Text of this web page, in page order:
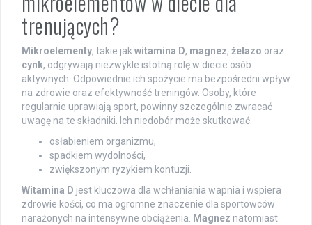
trenujących?
Mikroelementy, takie jakwitamina D, magnez, żelazo oraz
cynk, odgrywają niezwykle istotną rolę w diecie osób
aktywnych. Odpowiednie ich spożycie ma bezpośredni wpływ
na zdrowie oraz efektywność treningów. Osoby, które
regularnie uprawiają sport, powinny szczególnie zwracać
uwagę na te składniki. Ich niedobór może skutkować:
osłabieniem organizmu,
spadkiem wydolności,
zwiększonym ryzykiem kontuzji.
Witamina D jest kluczowa dla wchłaniania wapnia i wspiera
zdrowie kości, co ma ogromne znaczenie dla sportowców
narażonych na intensywne obciążenia. Magnez natomiast